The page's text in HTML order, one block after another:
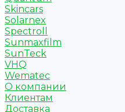
Skincars
Solarnex
Spectroll
Sunmaxfilm
SunTeck
VHQ
Wematec
О компании
Клиентам
Доставка